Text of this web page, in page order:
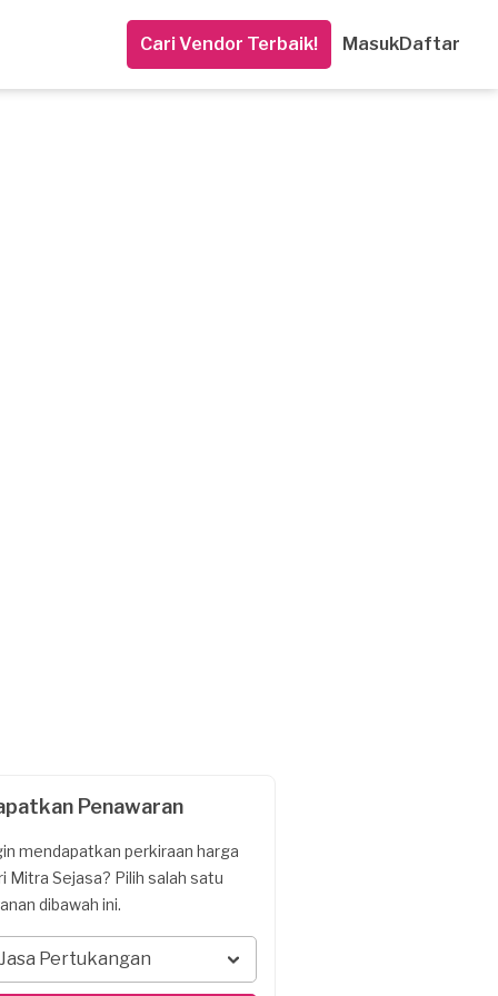
Cari Vendor Terbaik! MasukDaftar
Penawaran
mendapatkan perkiraan harga
Mitra Sejasa? Pilih salah satu
dibawah ini.
Jasa Pertukangan